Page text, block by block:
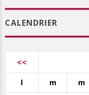
CALENDRIER
<<
l m m